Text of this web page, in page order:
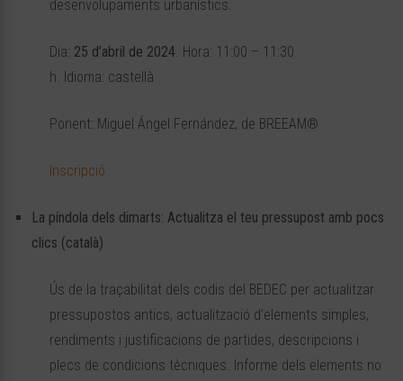
desenvolupaments urbanístics.
Dia: 25 d’abril de 2024. Hora: 11:00 – 11:30
h. Idioma: castellà
Ponent: Miguel Ángel Fernández, de BREEAM®
Inscripció
La píndola dels dimarts: Actualitza el teu pressupost amb pocs
clics (català)
Ús de la traçabilitat dels codis del BEDEC per actualitzar
pressupostos antics, actualització d’elements simples,
rendiments i justificacions de partides, descripcions i
plecs de condicions tècniques. Informe dels elements no